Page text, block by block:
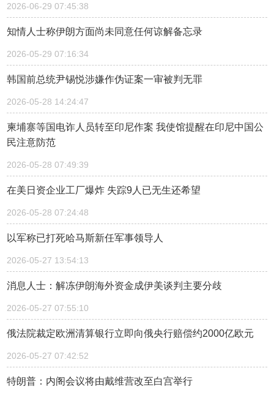
2026-06-29 07:45:38
知情人士称伊朗方面尚未同意任何谅解备忘录
2026-05-29 07:16:34
韩国前总统尹锡悦涉嫌作伪证案一审被判无罪
2026-05-28 14:24:47
柬埔寨等国电诈人员转至印尼作案 我使馆提醒在印尼中国公
民注意防范
2026-05-28 07:49:39
在美日资企业工厂爆炸 失踪9人已无生还希望
2026-05-28 07:24:48
以军称已打死哈马斯新任军事领导人
2026-05-27 13:54:13
消息人士：解冻伊朗海外资金成伊美谈判主要分歧
2026-05-27 07:55:10
俄法院裁定欧洲清算银行立即向俄央行赔偿约2000亿欧元
2026-05-27 07:42:52
特朗普：内阁会议将由戴维营改至白宫举行